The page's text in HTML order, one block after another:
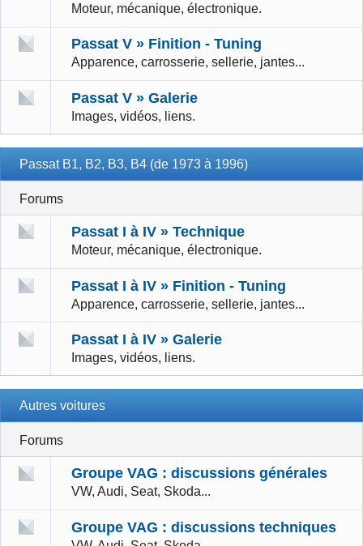
Moteur, mécanique, électronique.
Passat V » Finition - Tuning
Apparence, carrosserie, sellerie, jantes...
Passat V » Galerie
Images, vidéos, liens.
Passat B1, B2, B3, B4 (de 1973 à 1996)
Forums
Passat I à IV » Technique
Moteur, mécanique, électronique.
Passat I à IV » Finition - Tuning
Apparence, carrosserie, sellerie, jantes...
Passat I à IV » Galerie
Images, vidéos, liens.
Autres voitures
Forums
Groupe VAG : discussions générales
VW, Audi, Seat, Skoda...
Groupe VAG : discussions techniques